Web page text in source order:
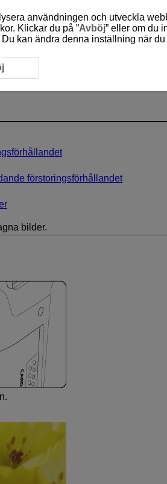
förstoringsförhållandet
bilder.
användningen och utveckla
Klickar du på ”Avböj” eller om du
kan ändra denna inställning när du